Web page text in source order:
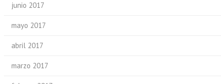
junio 2017
mayo 2017
abril 2017
marzo 2017